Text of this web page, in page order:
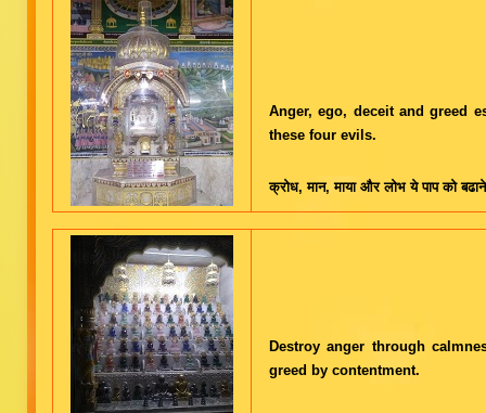
Anger, ego, deceit and greed
these four evils.
क्रोध, मान, माया और लोभ ये पाप को
Destroy anger through
greed by contentment.